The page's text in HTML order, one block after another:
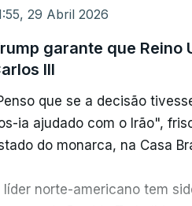
segunda-feira, o Centcom
iranianos apreendidos
29 Abril 2026
garante que Reino
III
que se a decisão
ia ajudado com o Irão",
do monarca, na Casa
líder norte-americano tem